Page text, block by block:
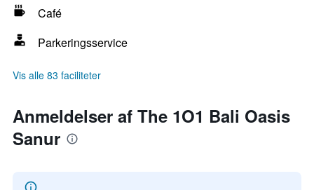
Café
Parkeringsservice
Vis alle 83 faciliteter
Anmeldelser af The 1O1 Bali Oasis
Sanur